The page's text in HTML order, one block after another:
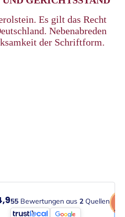
Es gilt das Recht
Nebenabreden
der Schriftform.